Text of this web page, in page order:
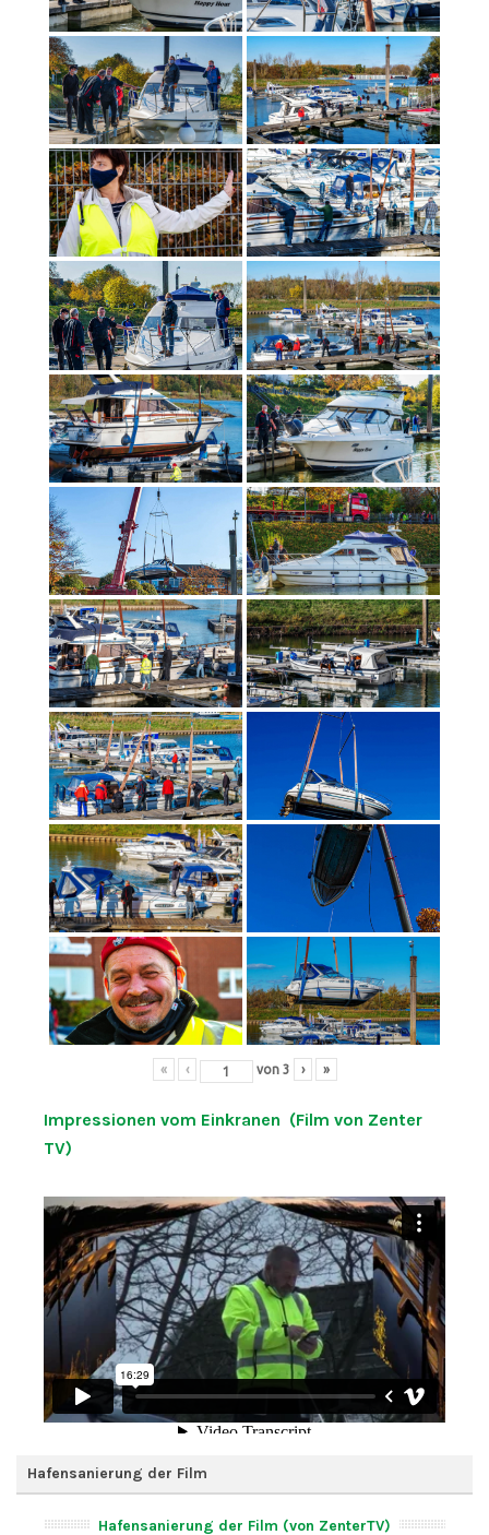
« ‹ von 3 › »
Impressionen vom Einkranen (Film von Zenter
TV)
Hafensanierung der Film
Hafensanierung der Film (von ZenterTV)